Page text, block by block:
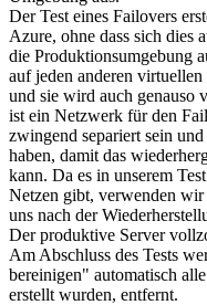
Der Test eines Failovers
Azure, ohne dass sich dies
die Produktionsumgebung
auf jeden anderen
und sie wird auch genauso
ist ein Netzwerk für den
zwingend separiert sein
haben, damit das
kann. Da es in unserem
Netzen gibt, verwenden wir
uns nach der
Der produktive Server
Am Abschluss des Tests
bereinigen" automatisch
erstellt wurden, entfernt.